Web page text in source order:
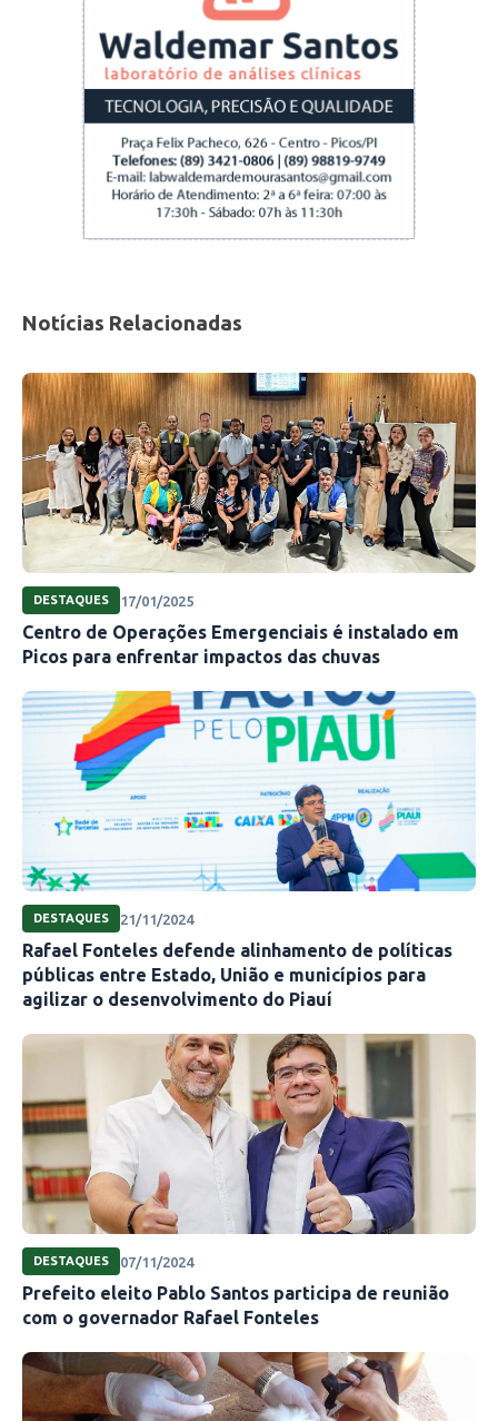
Notícias Relacionadas
DESTAQUES 17/01/2025
Centro de Operações Emergenciais é instalado em
Picos para enfrentar impactos das chuvas
DESTAQUES 21/11/2024
Rafael Fonteles defende alinhamento de políticas
públicas entre Estado, União e municípios para
agilizar o desenvolvimento do Piauí
DESTAQUES 07/11/2024
Prefeito eleito Pablo Santos participa de reunião
com o governador Rafael Fonteles